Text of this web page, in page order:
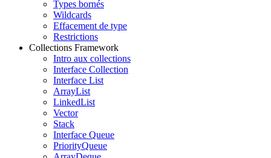
Types bornés
Wildcards
Effacement de type
Restrictions
Collections Framework
Intro aux collections
Interface Collection
Interface List
ArrayList
LinkedList
Vector
Stack
Interface Queue
PriorityQueue